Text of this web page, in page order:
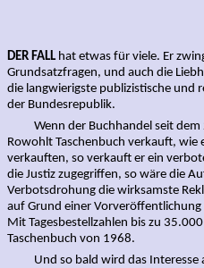
DER FALL hat etwas für viele. Er
Grundsatzfragen, und auch die
die langwierigste publizistische und
der Bundesrepublik.
Wenn der Buchhandel seit
Rowohlt Taschenbuch verkauft, wie
verkauften, so verkauft er ein
die Justiz zugegriffen, so wäre die
Verbotsdrohung die wirksamste
auf Grund einer Vorveröffentlichung
Mit Tagesbestellzahlen bis zu
Taschenbuch von 1968.
Und so bald wird das Interesse